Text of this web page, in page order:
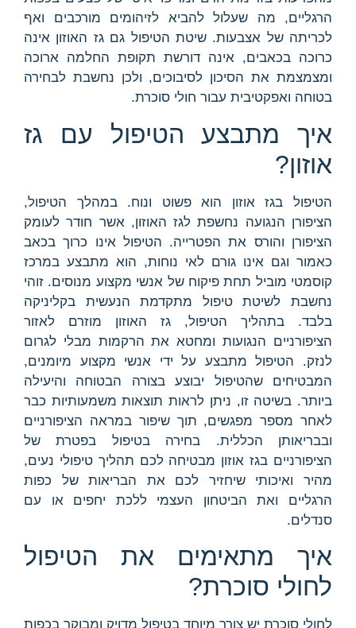
הרגליים, מה שעלול להביא לזיהומים מורכבים ואף
לכריתה של אצבעות. שיטת הטיפול גם גז האוזון אינה
כרוכה בכאבים, אינה דורשת תקופת החלמה ארוכה
ומצמצמת את הסיכון לסיבוכים, ולכן נחשבת לבחירה
בטוחה ואפקטיבית עבור חולי סוכרת.
איך מתבצע הטיפול עם גז
אוזון?
הטיפול בגז אוזון הוא פשוט ונוח. במהלך הטיפול,
הציפורן הנגועה נחשפת לגז האוזון, אשר חודר לעומק
הציפורן והורס את הפטרייה. הטיפול אינו כרוך בכאב
כאמור וגם אינו גורם לאי נוחות, הוא מתבצע במרכז
קוסמטי מוביל תחת פיקוח של אנשי מקצוע מנוסים. זוהי
נחשבת לשיטת טיפול מתקדמת הנעשית בקליניקה
בלבד. בתהליך הטיפול, גז האוזון מוזרם לאזור
הציפורניים הנגועות ומחטא את הרקמות מבלי לגרום
לנזק. הטיפול מתבצע על ידי אנשי מקצוע מיומנים,
המבטיחים שהטיפול יבוצע בצורה הבטוחה והיעילה
ביותר. בשיטה זו, ניתן לראות תוצאות משמעותיות כבר
לאחר מספר מפגשים, תוך שיפור במראה הציפורניים
ובבריאותן הכללית. בחירה בטיפול בפטרת של
הציפורניים בגז אוזון מבטיחה לכם תהליך טיפולי נעים,
מהיר ואיכותי שיחזיר לכם את הבריאות של כפות
הרגליים ואת הביטחון העצמי ללכת יחפים או עם
סנדלים.
איך מתאימים את הטיפול
לחולי סוכרת?
לחולי סוכרת יש צורך מיוחד בטיפול מדויק ומבוקר בכפות